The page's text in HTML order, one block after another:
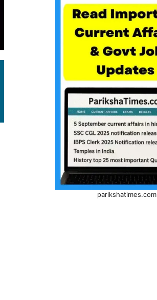
parikshatimes.com